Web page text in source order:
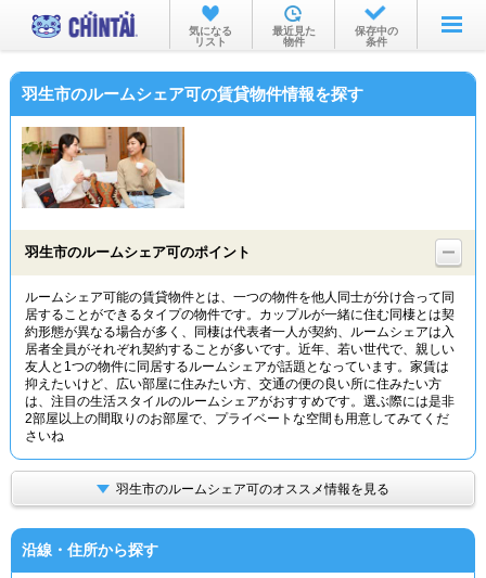
お部屋を探す
沿線・駅から
物件特集から
TOP
気になる
リスト
最近見た
物件
保存中の
条件
羽生市のルームシェア可の賃貸物件情報を探す
羽生市のルームシェア可のポイント
ルームシェア可能の賃貸物件とは、一つの物件を他人同士が分け合って同
居することができるタイプの物件です。カップルが一緒に住む同棲とは契
約形態が異なる場合が多く、同棲は代表者一人が契約、ルームシェアは入
居者全員がそれぞれ契約することが多いです。近年、若い世代で、親しい
友人と1つの物件に同居するルームシェアが話題となっています。家賃は
抑えたいけど、広い部屋に住みたい方、交通の便の良い所に住みたい方
は、注目の生活スタイルのルームシェアがおすすめです。選ぶ際には是非
2部屋以上の間取りのお部屋で、プライベートな空間も用意してみてくだ
さいね
羽生市のルームシェア可のオススメ情報を見る
沿線・住所から探す